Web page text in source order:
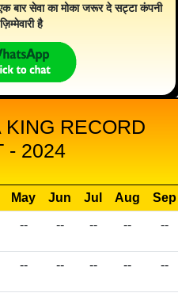
बार सेवा का मोका जरूर दे सट्टा कंपनी
है
KING RECORD
- 2024
May Jun Jul Aug
Sep
-- -- -- -- --
-- -- -- -- --